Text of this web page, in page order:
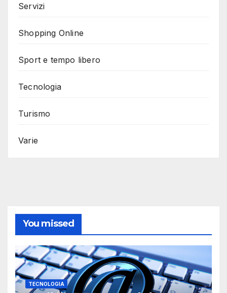
Servizi
Shopping Online
Sport e tempo libero
Tecnologia
Turismo
Varie
You missed
TECNOLOGIA